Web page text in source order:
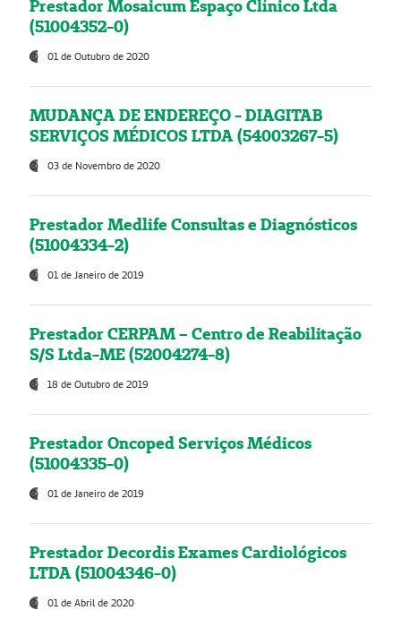
Prestador Mosaicum Espaço Clínico Ltda
(51004352-0)
01 de Outubro de 2020
MUDANÇA DE ENDEREÇO - DIAGITAB
SERVIÇOS MÉDICOS LTDA (54003267-5)
03 de Novembro de 2020
Prestador Medlife Consultas e Diagnósticos
(51004334-2)
01 de Janeiro de 2019
Prestador CERPAM – Centro de Reabilitação
S/S Ltda-ME (52004274-8)
18 de Outubro de 2019
Prestador Oncoped Serviços Médicos
(51004335-0)
01 de Janeiro de 2019
Prestador Decordis Exames Cardiológicos
LTDA (51004346-0)
01 de Abril de 2020